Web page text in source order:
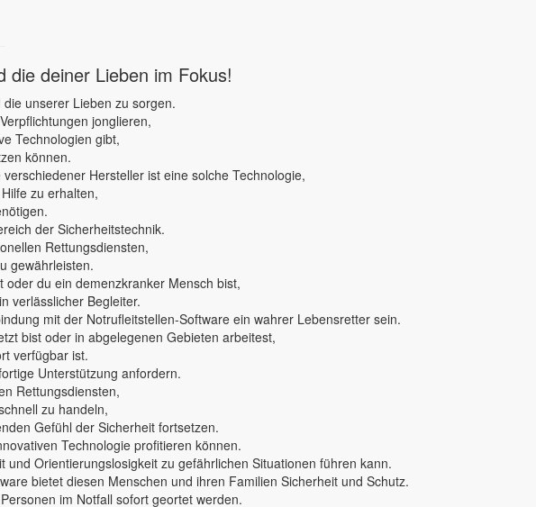
die deiner Lieben im Fokus!
unserer Lieben zu sorgen.
jonglieren,
Technologien gibt,
können.
Hersteller ist eine solche Technologie,
zu erhalten,
der Sicherheitstechnik.
Rettungsdiensten,
gewährleisten.
du ein demenzkranker Mensch bist,
verlässlicher Begleiter.
mit der Notrufleitstellen-Software ein wahrer Lebensretter sein.
bist oder in abgelegenen Gebieten arbeitest,
verfügbar ist.
Unterstützung anfordern.
Rettungsdiensten,
zu handeln,
Gefühl der Sicherheit fortsetzen.
Technologie profitieren können.
Orientierungslosigkeit zu gefährlichen Situationen führen kann.
bietet diesen Menschen und ihren Familien Sicherheit und Schutz.
im Notfall sofort geortet werden.